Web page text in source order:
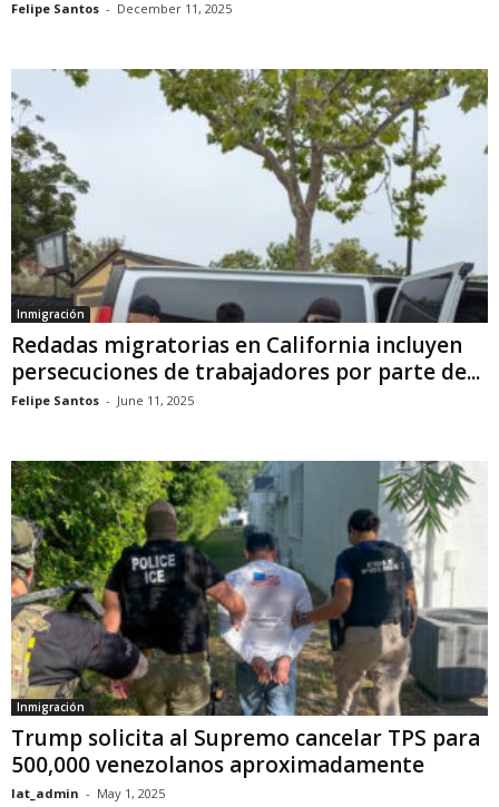
Felipe Santos - December 11, 2025
Inmigración
Redadas migratorias en California incluyen
persecuciones de trabajadores por parte de...
Felipe Santos - June 11, 2025
Inmigración
Trump solicita al Supremo cancelar TPS para
500,000 venezolanos aproximadamente
lat_admin - May 1, 2025